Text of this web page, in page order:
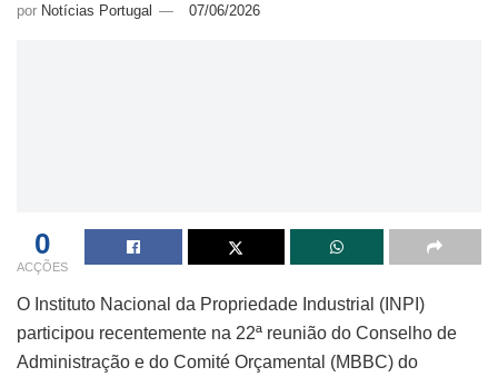
por Notícias Portugal 07/06/2026
0
ACÇÕES
O Instituto Nacional da Propriedade Industrial (INPI)
participou recentemente na 22ª reunião do Conselho de
Administração e do Comité Orçamental (MBBC) do